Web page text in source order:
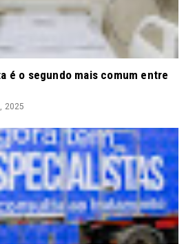
é o segundo mais comum entre
2025